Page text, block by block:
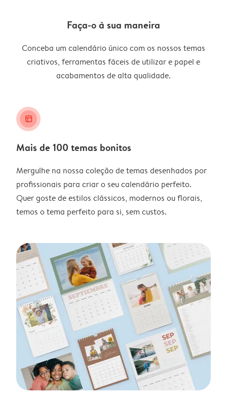
Faça-o à sua maneira
Conceba um calendário único com os nossos temas
criativos, ferramentas fáceis de utilizar e papel e
acabamentos de alta qualidade.
layout_alt
Mais de 100 temas bonitos
Mergulhe na nossa coleção de temas desenhados por
profissionais para criar o seu calendário perfeito.
Quer goste de estilos clássicos, modernos ou florais,
temos o tema perfeito para si, sem custos.